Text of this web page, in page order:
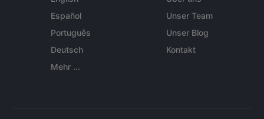
Español
Português
Deutsch
Mehr ...
Unser Team
Unser Blog
Kontakt